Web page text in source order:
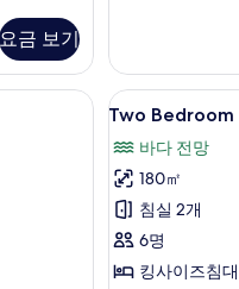
요금 보기
세
히
보
이불, 무료 미니바 품목, 객실 내
Two
Bedroom
Panoramic
Suite
사
진
모
5
Two Bedroom
바다 전망
180㎡
침실 2개
6명
킹사이즈침